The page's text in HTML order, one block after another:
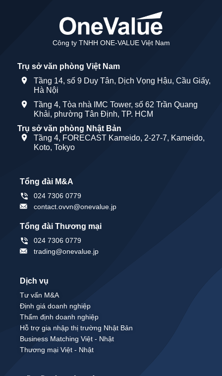
Công ty TNHH ONE-VALUE Việt Nam
Trụ sở văn phòng Việt Nam
Tầng 14, số 9 Duy Tân, Dịch Vọng Hậu, Cầu Giấy,
Hà Nội
Tầng 4, Tòa nhà IMC Tower, số 62 Trần Quang
Khải, phường Tân Định, TP. HCM
Trụ sở văn phòng Nhật Bản
Tầng 4, FORECAST Kameido, 2-27-7, Kameido,
Koto, Tokyo
Tổng đài M&A
024 7306 0779
contact.ovvn@onevalue.jp
Tổng đài Thương mại
024 7306 0779
trading@onevalue.jp
Dịch vụ
Tư vấn M&A
Định giá doanh nghiệp
Thẩm định doanh nghiệp
Hỗ trợ gia nhập thị trường Nhật Bản
Business Matching Việt - Nhật
Thương mại Việt - Nhật